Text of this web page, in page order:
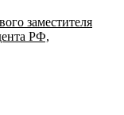
заместителя
РФ,